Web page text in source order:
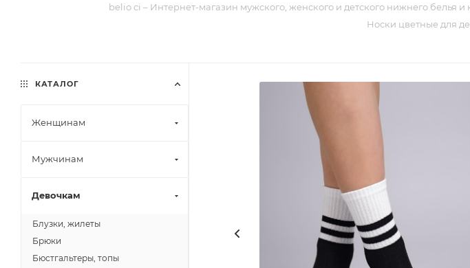
belio ci – Интернет-магазин мужского, женского и детского нижнего белья и
Носки цветные для
КАТАЛОГ
Женщинам
Мужчинам
Девочкам
Блузки, жилеты
Брюки
Бюстгальтеры, топы